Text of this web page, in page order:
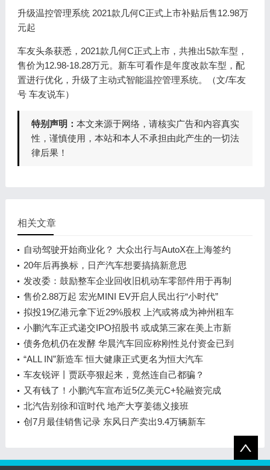
升级温控管理系统 2021款几何C正式上市补贴后售12.98万
元起
车友头条获悉，2021款几何C正式上市，共推出5款车型，
售价为12.98-18.28万元。新车可看作是年度改款车型，配
置进行优化，升级了主动式智能温控管理系统。（文/车友
号 车友说车）
特别声明： 本文来源于网络，请核实广告和内容真实
性，谨慎使用，本站和本人不承担由此产生的一切法
律后果！
相关文章
自动驾驶开始商业化？ 大众出行与AutoX在上海签约
20年后再换标，日产汽车想要搞搞新意思
发改委：鼓励整车企业回收旧机动车零部件用于再制
造
售价2.88万起 宏光MINI EV开启人民出行“小时代”
拟投19亿港元拿下近29%股权 上汽或将成为神州租车
第一大股东
小鹏汽车正式递交IPO招股书 或成第三家在美上市新
造车企
债务危机仍在发酵 华晨汽车回应称刚性兑付资金已到
位
“ALL IN”新造车 恒大健康正式更名为恒大汽车
车友锐评丨贾跃亭狠起来，竟然连自己都骗？
又有钱了！小鹏汽车宣布近5亿美元C+轮融资完成
北汽告别徐和谊时代 地产大亨姜德义接班
创7月最佳销售记录 东风日产卖出9.4万辆新车